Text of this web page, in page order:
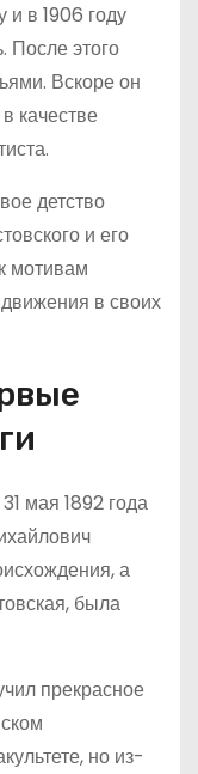
в 1906 году
После этого
Вскоре он
качестве
детство
и его
мотивам
в своих
мая 1892 года
а
была
прекрасное
но из-